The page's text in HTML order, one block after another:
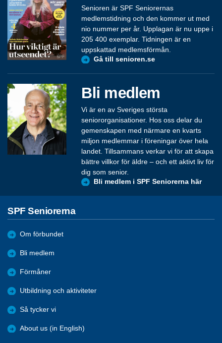
Senioren är SPF Seniorernas
medlemstidning och den kommer ut med
nio nummer per år. Upplagan är nu uppe i
205 400 exemplar. Tidningen är en
uppskattad medlemsförmån.
Gå till senioren.se
Bli medlem
Vi är en av Sveriges största
seniororganisationer. Hos oss delar du
gemenskapen med närmare en kvarts
miljon medlemmar i föreningar över hela
landet. Tillsammans verkar vi för att skapa
bättre villkor för äldre – och ett aktivt liv för
dig som senior.
Bli medlem i SPF Seniorerna här
SPF Seniorerna
Om förbundet
Bli medlem
Förmåner
Utbildning och aktiviteter
Så tycker vi
About us (in English)